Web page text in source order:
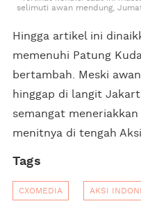
selimuti awan mendung,
Hingga artikel ini
memenuhi Patung
bertambah. Meski
hinggap di langit
semangat
menitnya di tengah
Tags
CXOMEDIA AKSI